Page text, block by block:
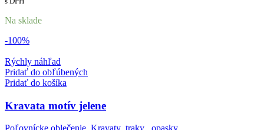
Na sklade
-100%
Rýchly náhľad
Pridať do obľúbených
Pridať do košíka
Kravata motív jelene